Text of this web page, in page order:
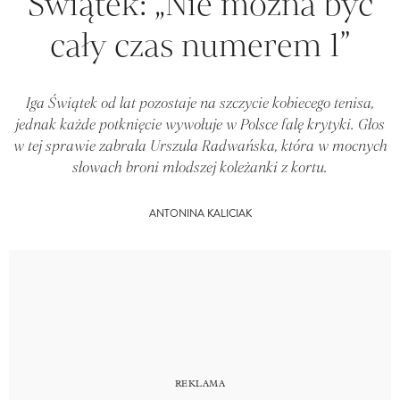
cały czas numerem 1”
Iga Świątek od lat pozostaje na szczycie kobiecego tenisa,
jednak każde potknięcie wywołuje w Polsce falę krytyki. Głos
w tej sprawie zabrała Urszula Radwańska, która w mocnych
słowach broni młodszej koleżanki z kortu.
ANTONINA KALICIAK